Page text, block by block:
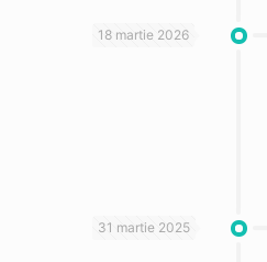
18 martie 2026
31 martie 2025